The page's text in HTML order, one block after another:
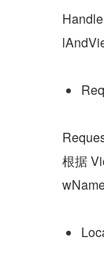
根据